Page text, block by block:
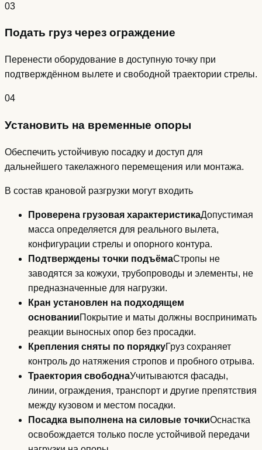
03
Подать груз через ограждение
Перенести оборудование в доступную точку при
подтверждённом вылете и свободной траектории стрелы.
04
Установить на временные опоры
Обеспечить устойчивую посадку и доступ для
дальнейшего такелажного перемещения или монтажа.
В состав крановой разгрузки могут входить
Проверена грузовая характеристикаДопустимая
масса определяется для реального вылета,
конфигурации стрелы и опорного контура.
Подтверждены точки подъёмаСтропы не
заводятся за кожухи, трубопроводы и элементы, не
предназначенные для нагрузки.
Кран установлен на подходящем
основанииПокрытие и маты должны воспринимать
реакции выносных опор без просадки.
Крепления сняты по порядкуГруз сохраняет
контроль до натяжения стропов и пробного отрыва.
Траектория свободнаУчитываются фасады,
линии, ограждения, транспорт и другие препятствия
между кузовом и местом посадки.
Посадка выполнена на силовые точкиОснастка
освобождается только после устойчивой передачи